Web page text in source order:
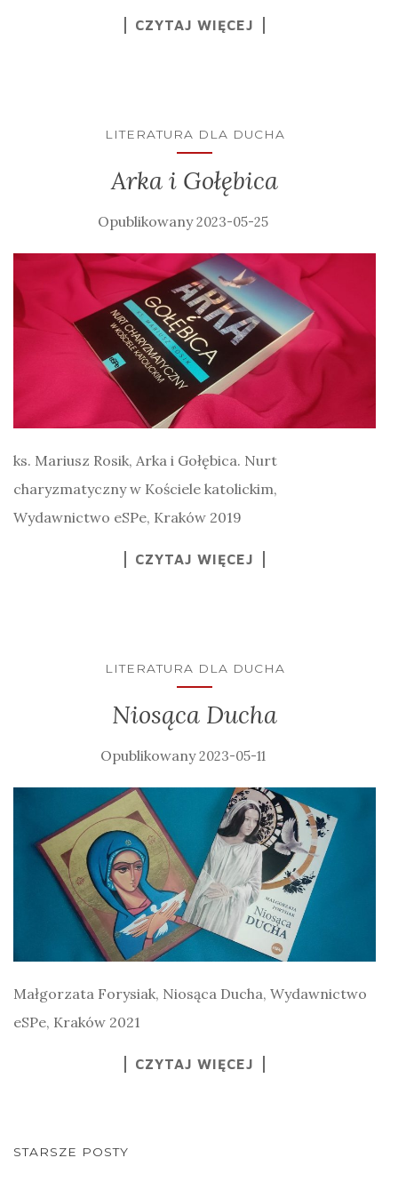
CZYTAJ WIĘCEJ
LITERATURA DLA DUCHA
Arka i Gołębica
2023-05-25
ks. Mariusz Rosik, Arka i Gołębica. Nurt
charyzmatyczny w Kościele katolickim,
Wydawnictwo eSPe, Kraków 2019
CZYTAJ WIĘCEJ
LITERATURA DLA DUCHA
Niosąca Ducha
2023-05-11
Małgorzata Forysiak, Niosąca Ducha, Wydawnictwo
eSPe, Kraków 2021
CZYTAJ WIĘCEJ
NAWIGACJA
STARSZE POSTY